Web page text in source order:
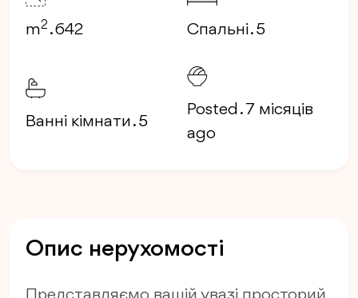
m2 . 642 Спальні . 5
Ванні кімнати . 5
Posted . 7 місяців
ago
Опис нерухомості